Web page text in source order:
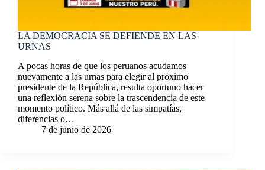
LA DEMOCRACIA SE DEFIENDE EN LAS
URNAS
A pocas horas de que los peruanos acudamos
nuevamente a las urnas para elegir al próximo
presidente de la República, resulta oportuno hacer
una reflexión serena sobre la trascendencia de este
momento político. Más allá de las simpatías,
diferencias o…
7 de junio de 2026